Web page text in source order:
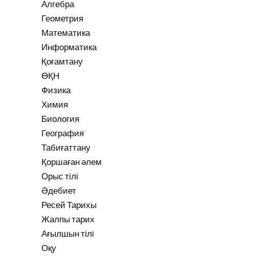
Алгебра
Геометрия
Математика
Информатика
Қоғамтану
ӨҚН
Физика
Химия
Биология
География
Табиғаттану
Қоршаған әлем
Орыс тілі
Әдебиет
Ресей Тарихы
Жалпы тарих
Ағылшын тілі
Оқу